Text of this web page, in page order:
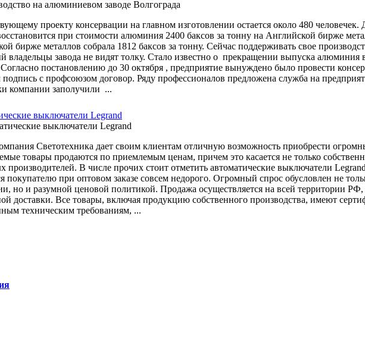
проекту консервации на главном изготовлении остается около 480 человечек.
при стоимости алюминия 2400 баксов за тонну на Английской бирже
бирже металлов собрала 1812 баксов за тонну. Сейчас поддерживать свое
владельцы завода не видят толку. Стало известно о прекращении выпуска
Согласно постановлению до 30 октября , предприятие вынуждено было провести
подпись с профсоюзом договор. Ряду профессионалов предложена служба на
компании заполучили ...
выключатели Legrand
Светотехника дает своим клиентам отличную возможность приобрести
товары продаются по приемлемым ценам, причем это касается не только
производителей. В числе прочих стоит отметить автоматические выключатели
покупателю при оптовом заказе совсем недорого. Огромный спрос обусловлен не
но и разумной ценовой политикой. Продажа осуществляется на всей территории
доставки. Все товары, включая продукцию собственного производства, имеют
техническим требованиям, ...